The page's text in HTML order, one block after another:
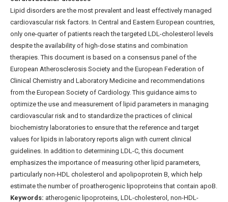
Lipid disorders are the most prevalent and least effectively managed
cardiovascular risk factors. In Central and Eastern European countries,
only one-quarter of patients reach the targeted LDL-cholesterol levels
despite the availability of high-dose statins and combination
therapies. This document is based on a consensus panel of the
European Atherosclerosis Society and the European Federation of
Clinical Chemistry and Laboratory Medicine and recommendations
from the European Society of Cardiology. This guidance aims to
optimize the use and measurement of lipid parameters in managing
cardiovascular risk and to standardize the practices of clinical
biochemistry laboratories to ensure that the reference and target
values for lipids in laboratory reports align with current clinical
guidelines. In addition to determining LDL-C, this document
emphasizes the importance of measuring other lipid parameters,
particularly non-HDL cholesterol and apolipoprotein B, which help
estimate the number of proatherogenic lipoproteins that contain apoB.
Keywords: atherogenic lipoproteins, LDL-cholesterol, non-HDL-